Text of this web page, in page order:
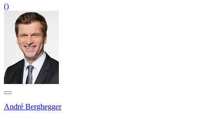
()
André Berghegger